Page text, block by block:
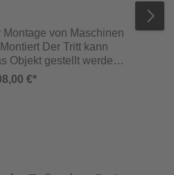
von Maschinen
Der Tritt kann
Objekt gestellt werden
Untere
Podestholm
von bis zu 78° möglich
€*